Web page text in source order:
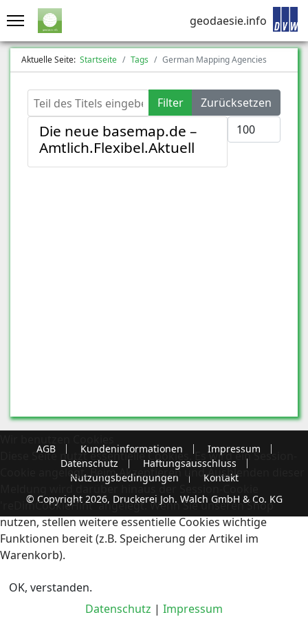
geodaesie.info
Aktuelle Seite: Startseite Tags German Mapping Agencies
Teil des Titels eingeben Filter
Zurücksetzen
Anzeige #
Die neue basemap.de –
Amtlich.Flexibel.Aktuell
AGB Kundeninformationen
Impressum
Datenschutz
Haftungsausschluss
Nutzungsbedingungen
Kontakt
© Copyright 2026, Druckerei Joh. Walch GmbH & Co. KG
Diese Seite nutzt essentielle Cookies. Es wird ein Session-
Cookie angelegt. Beim Akzeptieren und Ausblenden dieser
Meldung wird darüber hinaus der Session-Cookie
'reDimCookieHint' angelegt. Wenn Sie unseren Shop
nutzen, stellen weitere essentielle Cookies wichtige
Funktionen bereit (z.B. Speicherung der Artikel im
Warenkorb).
OK, verstanden.
Datenschutz | Impressum